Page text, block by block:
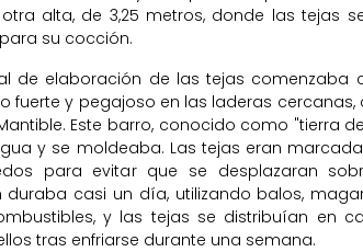
alta, de 3,25 metros, donde las tejas
su cocción.
de elaboración de las tejas comenzaba
fuerte y pegajoso en las laderas cercanas,
Este barro, conocido como "tierra
y se moldeaba. Las tejas eran
para evitar que se desplazaran
duraba casi un día, utilizando balos,
y las tejas se distribuían en
tras enfriarse durante una semana.